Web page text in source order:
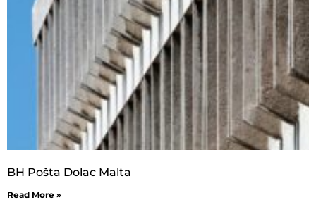
BH Pošta Dolac Malta
Read More »